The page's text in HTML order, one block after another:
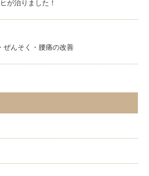
が治りました！
ぜんそく・腰痛の改善